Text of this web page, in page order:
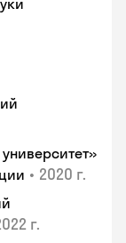
• 2020 г.
г.